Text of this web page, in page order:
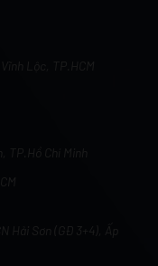
Lộc, TP.HCM
TP.Hồ Chí Minh
Hải Sơn (GĐ 3+4), Ấp